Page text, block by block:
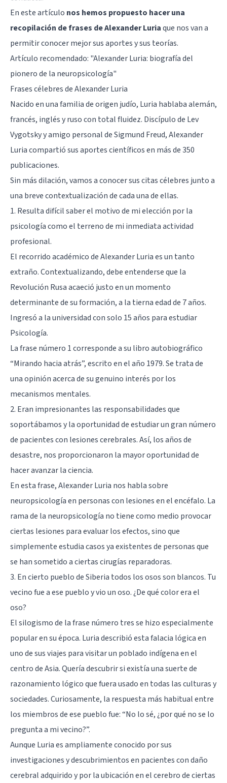
En este artículo nos hemos propuesto hacer una
recopilación de frases de Alexander Luriaque nos van a
permitir conocer mejor sus aportes y sus teorías.
Artículo recomendado: "Alexander Luria: biografía del
pionero de la neuropsicología"
Frases célebres de Alexander Luria
Nacido en una familia de origen judío, Luria hablaba alemán,
francés, inglés y ruso con total fluidez. Discípulo de Lev
Vygotskyy amigo personal deSigmund Freud, Alexander
Luria compartió sus aportes científicos en más de 350
publicaciones.
Sin más dilación, vamos a conocer sus citas célebres junto a
una breve contextualización de cada una de ellas.
1. Resulta difícil saber el motivo de mi elección por la
psicología como el terreno de mi inmediata actividad
profesional.
El recorrido académico de Alexander Luria es un tanto
extraño. Contextualizando, debe entenderse que la
Revolución Rusa acaeció justo en un momento
determinante de su formación, a la tierna edad de 7 años.
Ingresó a la universidad con solo 15 años para estudiar
Psicología.
La frase número 1 corresponde a su libro autobiográfico
“Mirando hacia atrás”, escrito en el año 1979. Se trata de
una opinión acerca de su genuino interés por los
mecanismos mentales.
2. Eran impresionantes las responsabilidades que
soportábamos y la oportunidad de estudiar un gran número
de pacientes con lesiones cerebrales. Así, los años de
desastre, nos proporcionaron la mayor oportunidad de
hacer avanzar la ciencia.
En esta frase, Alexander Luria nos habla sobre
neuropsicología en personas con lesiones en el encéfalo. La
rama de la neuropsicología no tiene como medio provocar
ciertas lesiones para evaluar los efectos, sino que
simplemente estudia casos ya existentes de personas que
se han sometido a ciertas cirugías reparadoras.
3. En cierto pueblo de Siberia todos los osos son blancos. Tu
vecino fue a ese pueblo y vio un oso. ¿De qué color era el
oso?
El silogismo de la frase número tres se hizo especialmente
popular en su época. Luria describió esta falacia lógica en
uno de sus viajes para visitar un poblado indígena en el
centro de Asia. Quería descubrir si existía una suerte de
razonamiento lógico que fuera usado en todas las culturas y
sociedades. Curiosamente, la respuesta más habitual entre
los miembros de ese pueblo fue: “No lo sé, ¿por qué no se lo
pregunta a mi vecino?”.
Aunque Luria es ampliamente conocido por sus
investigaciones y descubrimientos en pacientes con daño
cerebral adquirido y por la ubicación en el cerebro de ciertas